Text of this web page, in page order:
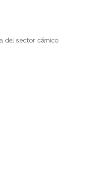
del sector cárnico